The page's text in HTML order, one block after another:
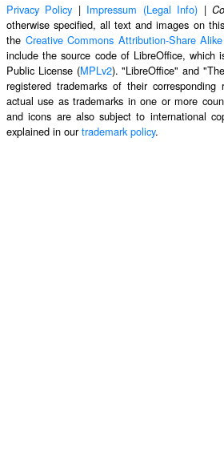
Privacy Policy | Impressum (Legal Info) |
otherwise specified, all text and images on
the Creative Commons Attribution-Share
include the source code of LibreOffice, which
Public License (MPLv2). "LibreOffice" and
registered trademarks of their
actual use as trademarks in one or more
and icons are also subject to international
explained in ourtrademark policy.